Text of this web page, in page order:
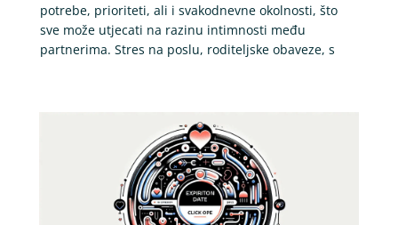
potrebe, prioriteti, ali i svakodnevne okolnosti, što
sve može utjecati na razinu intimnosti među
partnerima. Stres na poslu, roditeljske obaveze, s